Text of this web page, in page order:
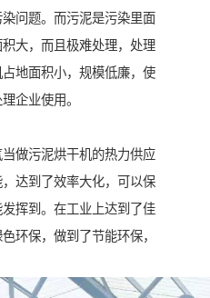
问题。而污泥是污染里面
大，而且极难处理，处理
地面积小，规模低廉，使
企业使用。
做污泥烘干机的热力供应
达到了效率大化，可以保
挥到。在工业上达到了佳
环保，做到了节能环保，